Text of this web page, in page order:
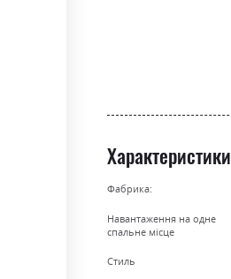
gallery
Характеристики
Фабрика:
Навантаження на одне
спальне місце
Стиль